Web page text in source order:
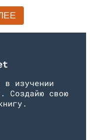
в изучении
Создайю свою